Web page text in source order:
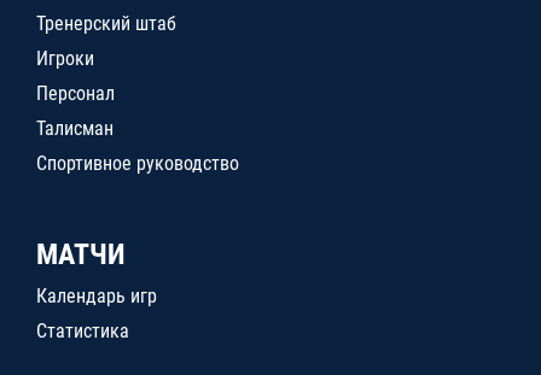
Тренерский штаб
Игроки
Персонал
Талисман
Спортивное руководство
МАТЧИ
Календарь игр
Статистика